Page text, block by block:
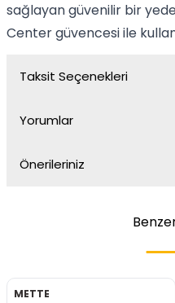
sağlayan güvenilir bir
Center güvencesi ile
Taksit Seçenekleri
Yorumlar
Önerileriniz
METTE